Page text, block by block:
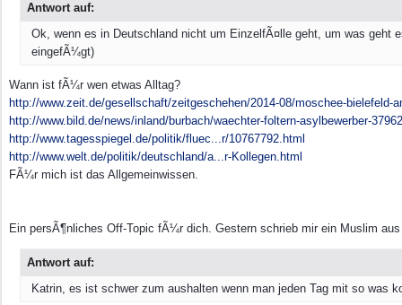
Antwort auf:
Ok, wenn es in Deutschland nicht um EinzelfÃ¤lle geht, um was geht
eingefÃ¼gt)
Wann ist fÃ¼r wen etwas Alltag?
http://www.zeit.de/gesellschaft/zeitgeschehen/2014-08/moschee-bielefeld-
http://www.bild.de/news/inland/burbach/waechter-foltern-asylbewerber-
http://www.tagesspiegel.de/politik/fluec...r/10767792.html
http://www.welt.de/politik/deutschland/a...r-Kollegen.html
FÃ¼r mich ist das Allgemeinwissen.
Ein persÃ¶nliches Off-Topic fÃ¼r dich. Gestern schrieb mir ein Muslim
Antwort auf:
Katrin, es ist schwer zum aushalten wenn man jeden Tag mit so was